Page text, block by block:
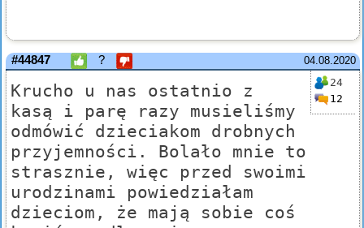
04.08.2020
#44847 ?
24
12
Krucho u nas ostatnio z
kasą i parę razy musieliśmy
odmówić dzieciakom drobnych
przyjemności. Bolało mnie to
strasznie, więc przed swoimi
urodzinami powiedziałam
dzieciom, że mają sobie coś